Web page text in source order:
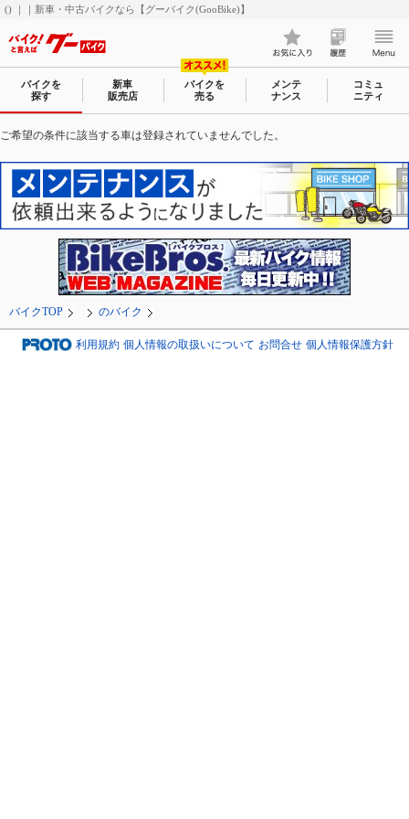
() ｜｜新車・中古バイクなら【グーバイク(GooBike)】
バイクを
探す
新車
販売店
バイクを
売る
メンテ
ナンス
コミュ
ニティ
ご希望の条件に該当する車は登録されていませんでした。
バイクTOP のバイク
利用規約 個人情報の取扱いについて お問合せ 個人情報保護方針